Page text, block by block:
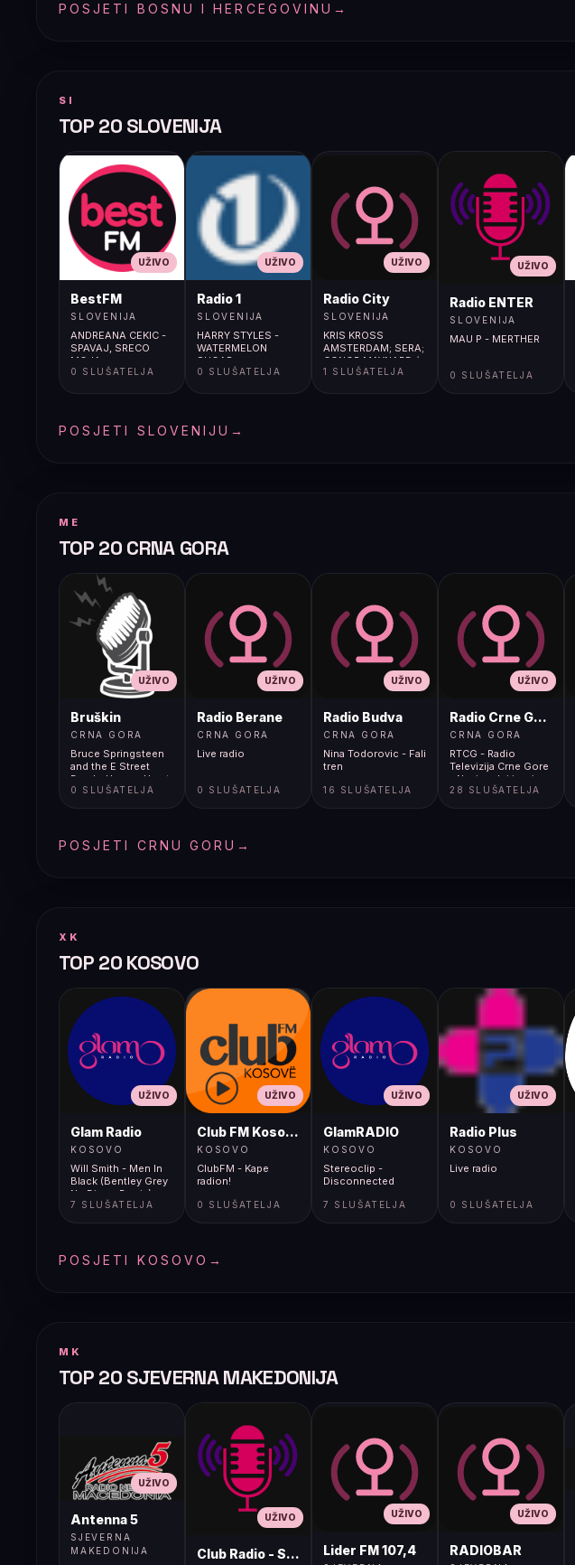
POSJETI BOSNU I HERCEGOVINU →
SI
TOP 20 SLOVENIJA
UŽIVO
BestFM
SLOVENIJA
ANDREANA CEKIC -
SPAVAJ, SRECO
MOJA
0 SLUŠATELJA
UŽIVO
Radio 1
SLOVENIJA
HARRY STYLES -
WATERMELON
SUGAR
0 SLUŠATELJA
UŽIVO
Radio City
SLOVENIJA
KRIS KROSS
AMSTERDAM; SERA;
CONOR MAYNARD /
STAY (NEVERLEAVE)
1 SLUŠATELJA
UŽIVO
Radio ENTER
SLOVENIJA
MAU P - MERTHER
0 SLUŠATELJA
POSJETI SLOVENIJU →
ME
TOP 20 CRNA GORA
UŽIVO
Bruškin
CRNA GORA
Bruce Springsteen
and the E Street
Band - Hungry Heart
[9fE]
0 SLUŠATELJA
UŽIVO
Radio Berane
CRNA GORA
Live radio
0 SLUŠATELJA
UŽIVO
Radio Budva
CRNA GORA
Nina Todorovic - Fali
tren
16 SLUŠATELJA
UŽIVO
Radio Crne Gore 1
CRNA GORA
RTCG - Radio
Televizija Crne Gore
- Nacionalni javni
servis
28 SLUŠATELJA
POSJETI CRNU GORU →
XK
TOP 20 KOSOVO
UŽIVO
Glam Radio
KOSOVO
Will Smith - Men In
Black (Bentley Grey
Nu Disco Remix)
7 SLUŠATELJA
UŽIVO
Club FM Kosovë
KOSOVO
ClubFM - Kape
radion!
0 SLUŠATELJA
UŽIVO
GlamRADIO
KOSOVO
Stereoclip -
Disconnected
7 SLUŠATELJA
UŽIVO
Radio Plus
KOSOVO
Live radio
0 SLUŠATELJA
POSJETI KOSOVO →
MK
TOP 20 SJEVERNA MAKEDONIJA
UŽIVO
Antenna 5
SJEVERNA
MAKEDONIJA
UŽIVO
Club Radio - Skopje, Mcedonia
UŽIVO
Lider FM 107,4
UŽIVO
RADIOBAR